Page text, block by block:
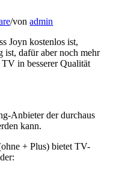
/vonadmin
Joyn kostenlos ist,
ist, dafür aber noch mehr
in besserer Qualität
Anbieter der durchaus
kann.
+ Plus) bietet TV-